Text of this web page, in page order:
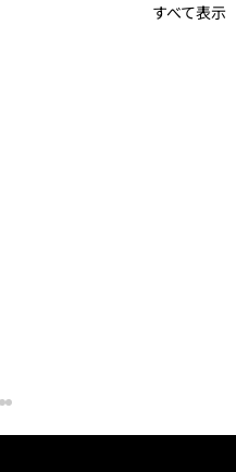
すべて表示